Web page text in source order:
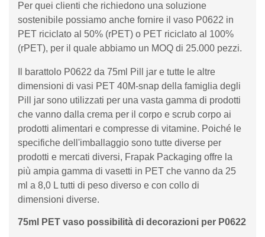
Per quei clienti che richiedono una soluzione
sostenibile possiamo anche fornire il vaso P0622 in
PET riciclato al 50% (rPET) o PET riciclato al 100%
(rPET), per il quale abbiamo un MOQ di 25.000 pezzi.
Il barattolo P0622 da 75ml Pill jar e tutte le altre
dimensioni di vasi PET 40M-snap della famiglia degli
Pill jar sono utilizzati per una vasta gamma di prodotti
che vanno dalla crema per il corpo e scrub corpo ai
prodotti alimentari e compresse di vitamine. Poiché le
specifiche dell'imballaggio sono tutte diverse per
prodotti e mercati diversi, Frapak Packaging offre la
più ampia gamma di vasetti in PET che vanno da 25
ml a 8,0 L tutti di peso diverso e con collo di
dimensioni diverse.
75ml PET vaso possibilità di decorazioni per P0622